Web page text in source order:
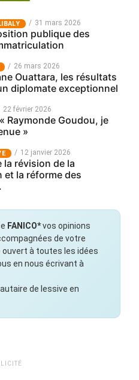
31 mars 2026
publique des
26 mars 2026
Ouattara, les résultats
diplomate exceptionnel
22 février 2026
Raymonde Goudou, je
»
12 janvier 2026
la révision de la
la réforme des
FANICO*vos opinions
de votre
à toutes les idées
en nous écrivant à
de lessive en